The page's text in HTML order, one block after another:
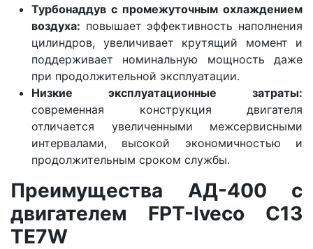
Турбонаддув с промежуточным охлаждением
воздуха: повышает эффективность наполнения
цилиндров, увеличивает крутящий момент и
поддерживает номинальную мощность даже
при продолжительной эксплуатации.
Низкие эксплуатационные затраты:
современная конструкция двигателя
отличается увеличенными межсервисными
интервалами, высокой экономичностью и
продолжительным сроком службы.
Преимущества АД-400 с
двигателем FPT-Iveco C13
TE7W